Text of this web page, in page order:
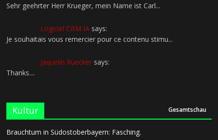
Sehr geehrter Herr Krueger, mein Name ist Carl...
Logiciel CRM IA says:
Je souhaitais vous remercier pour ce contenu stimu...
Jaquelin Ruecker says:
Thanks....
Kultur Gesamtschau
Brauchtum in Südostoberbayern: Fasching.